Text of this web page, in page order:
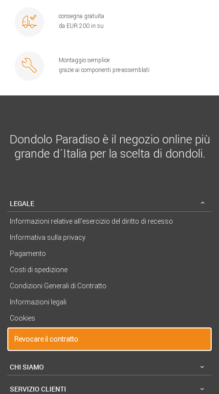
consegna gratuita
da EUR 200 in su
Montaggio semplice
grazie ai componenti pre-assemblati
Dondolo Paradiso è il negozio online più
grande d´Italia per la scelta di dondoli.
LEGALE
Informazioni relative all’esercizio del diritto di recesso
Informativa sulla privacy
Pagamento
Costi di spedizione
Condizioni Generali di Contratto
Informazioni legali
Cookies
Revocare il contratto
CHI SIAMO
SERVIZIO CLIENTI